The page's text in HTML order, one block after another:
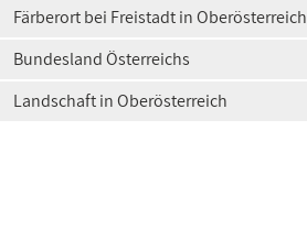
Färberort bei Freistadt in Oberösterreich
Bundesland Österreichs
Landschaft in Oberösterreich